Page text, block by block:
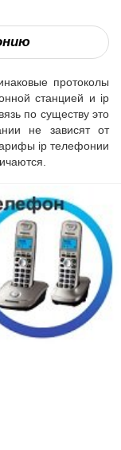
протоколы
станцией и ip
по существу это
не зависят от
ip телефонии